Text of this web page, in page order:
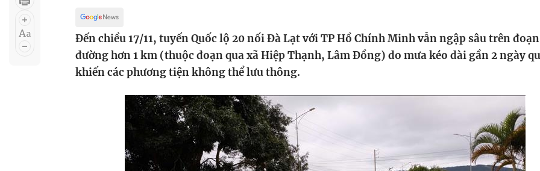
Công nghệ
Sự kiện quan tâm
Chuyên đề
Không gian văn hóa
Hồ Chí Minh
Chuyển đổi số
HTV Show
Thành phố không
ngủ
Chậm
Bé xem gì
Mái ấm gia đình
HTV Phim
Phim tài liệu
HTV Sự kiện
Innovation Fest
Chung một tấm
lòng
Đến chiều 17/11, tuyến Quốc lộ 20 nối Đà Lạt với TP Hồ Chính Minh vẫn ngập sâu trên đoạn
đường hơn 1 km (thuộc đoạn qua xã Hiệp Thạnh, Lâm Đồng) do mưa kéo dài gần 2 ngày
khiến các phương tiện không thể lưu thông.